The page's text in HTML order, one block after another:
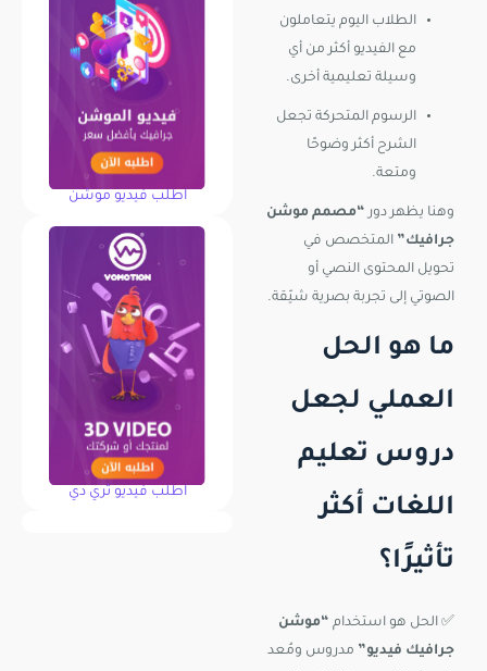
الطلاب اليوم يتعاملون
مع الفيديو أكثر من أي
وسيلة تعليمية أخرى.
الرسوم المتحركة تجعل
الشرح أكثر وضوحًا
ومتعة.
وهنا يظهر دور“مصمم موشن
جرافيك” المتخصص في
تحويل المحتوى النصي أو
الصوتي إلى تجربة بصرية شيّقة.
ما هو الحل
العملي لجعل
دروس تعليم
اللغات أكثر
تأثيرًا؟
✅ الحل هو استخدام “موشن
جرافيك فيديو” مدروس ومُعد
اطلب فيديو موشن
اطلب فيديو ثري دي